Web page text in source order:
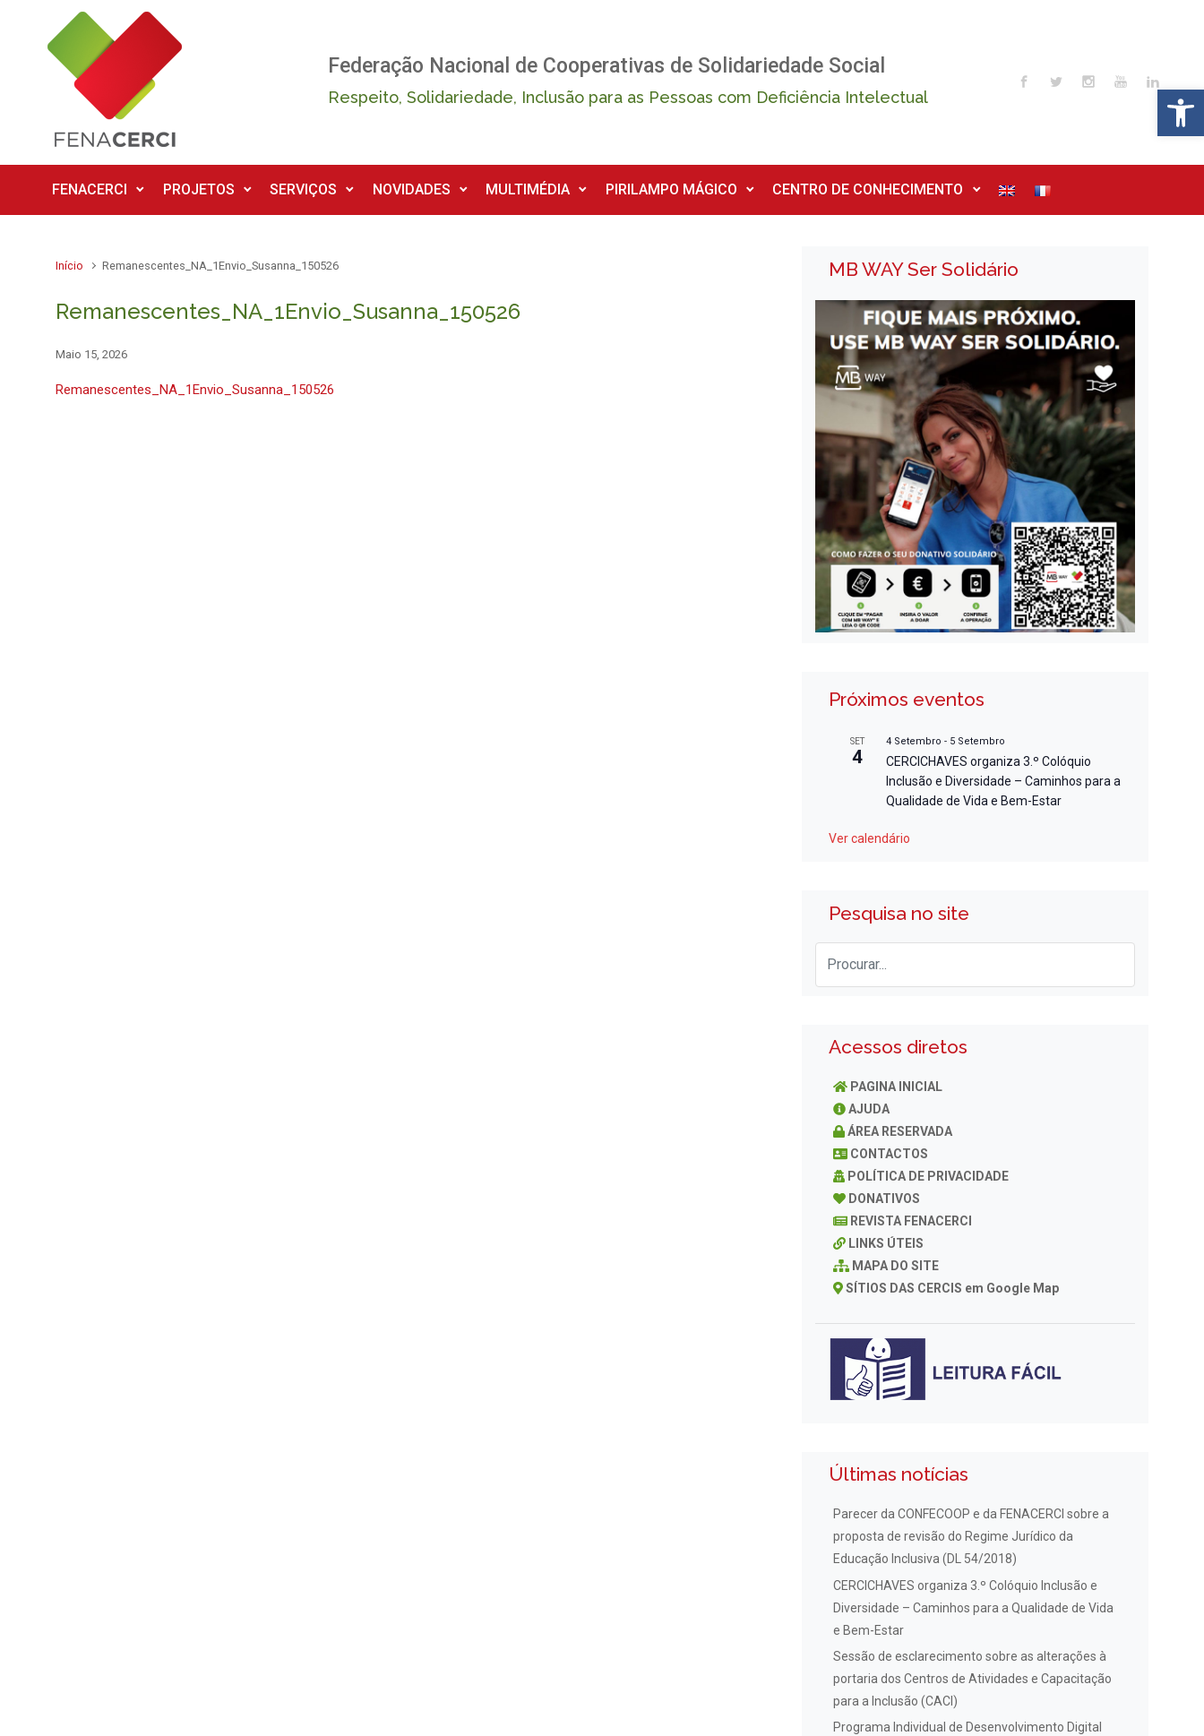
Skip to main content
Federação Nacional de Cooperativas de Solidariedade Social
Respeito, Solidariedade, Inclusão para as Pessoas com Deficiência Intelectual
FENACERCI PROJETOS SERVIÇOS NOVIDADES MULTIMÉDIA PIRILAMPO MÁGICO CENTRO DE CONHECIMENTO
Início Remanescentes_NA_1Envio_Susanna_150526
Remanescentes_NA_1Envio_Susanna_150526
Maio 15, 2026
Remanescentes_NA_1Envio_Susanna_150526
MB WAY Ser Solidário
Próximos eventos
SET
4
4 Setembro - 5 Setembro
CERCICHAVES organiza 3.º Colóquio
Inclusão e Diversidade – Caminhos para a
Qualidade de Vida e Bem-Estar
Ver calendário
Pesquisa no site
Acessos diretos
PAGINA INICIAL
AJUDA
ÁREA RESERVADA
CONTACTOS
POLÍTICA DE PRIVACIDADE
DONATIVOS
REVISTA FENACERCI
LINKS ÚTEIS
MAPA DO SITE
SÍTIOS DAS CERCIS em Google Map
Últimas notícias
Parecer da CONFECOOP e da FENACERCI sobre a
proposta de revisão do Regime Jurídico da
Educação Inclusiva (DL 54/2018)
CERCICHAVES organiza 3.º Colóquio Inclusão e
Diversidade – Caminhos para a Qualidade de Vida
e Bem-Estar
Sessão de esclarecimento sobre as alterações à
portaria dos Centros de Atividades e Capacitação
para a Inclusão (CACI)
Programa Individual de Desenvolvimento Digital